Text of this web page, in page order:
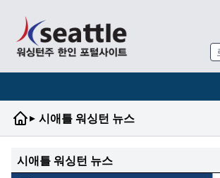
▸ 시애틀 워싱턴 뉴스
시애틀 워싱턴 뉴스